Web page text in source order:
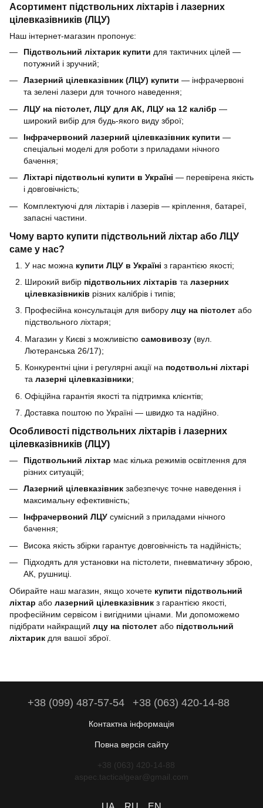
Асортимент підствольних ліхтарів і лазерних
цілевказівників (ЛЦУ)
Наш інтернет-магазин пропонує:
Підствольний ліхтарик купити для тактичних цілей —
потужний і зручний;
Лазерний цілевказівник (ЛЦУ) купити — інфрачервоні
та зелені лазери для точного наведення;
ЛЦУ на пістолет, ЛЦУ для АК, ЛЦУ на 12 калібр —
широкий вибір для будь-якого виду зброї;
Інфрачервоний лазерний цілевказівник купити —
спеціальні моделі для роботи з приладами нічного
бачення;
Ліхтарі підствольні купити в Україні — перевірена якість
і довговічність;
Комплектуючі для ліхтарів і лазерів — кріплення, батареї,
запасні частини.
Чому варто купити підствольний ліхтар або ЛЦУ
саме у нас?
У нас можна купити ЛЦУ в Україні з гарантією якості;
Широкий вибір підствольних ліхтарів та лазерних
цілевказівників різних калібрів і типів;
Професійна консультація для вибору лцу на пістолет або
підствольного ліхтаря;
Магазин у Києві з можливістю самовивозу (вул.
Лютеранська 26/17);
Конкурентні ціни і регулярні акції на подствольні ліхтарі
та лазерні цілевказівники;
Офіційна гарантія якості та підтримка клієнтів;
Доставка поштою по Україні — швидко та надійно.
Особливості підствольних ліхтарів і лазерних
цілевказівників (ЛЦУ)
Підствольний ліхтар має кілька режимів освітлення для
різних ситуацій;
Лазерний цілевказівник забезпечує точне наведення і
максимальну ефективність;
Інфрачервоний ЛЦУ сумісний з приладами нічного
бачення;
Висока якість збірки гарантує довговічність та надійність;
Підходять для установки на пістолети, пневматичну зброю,
АК, рушниці.
Обирайте наш магазин, якщо хочете купити підствольний
ліхтар або лазерний цілевказівник з гарантією якості,
професійним сервісом і вигідними цінами. Ми допоможемо
підібрати найкращий лцу на пістолет або підствольний
ліхтарик для вашої зброї.
+38 (099) 487-57-54 +38 (063) 420-14-88
Контактна інформація
Повна версія сайту
+38 (063) 420-14-88
aspec.tacticalgear@gmail.com